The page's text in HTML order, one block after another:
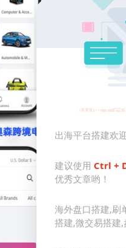
出海平
出海平台搭建欢
建议使用 Ctrl +
优秀文章哟！
海外盘口搭建,刷
搭建,微交易搭建